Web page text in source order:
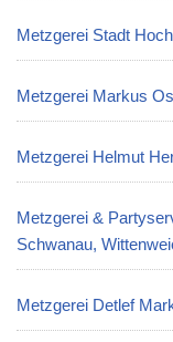
Metzgerei Stadt
Metzgerei Markus
Metzgerei Helmut
Metzgerei &
Schwanau,
Metzgerei Detlef